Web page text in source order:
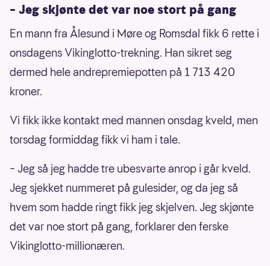
– Jeg skjønte det var noe stort på gang
En mann fra Ålesund i Møre og Romsdal fikk 6 rette i
onsdagens Vikinglotto-trekning. Han sikret seg
dermed hele andrepremiepotten på 1 713 420
kroner.
Vi fikk ikke kontakt med mannen onsdag kveld, men
torsdag formiddag fikk vi ham i tale.
– Jeg så jeg hadde tre ubesvarte anrop i går kveld.
Jeg sjekket nummeret på gulesider, og da jeg så
hvem som hadde ringt fikk jeg skjelven. Jeg skjønte
det var noe stort på gang, forklarer den ferske
Vikinglotto-millionæren.